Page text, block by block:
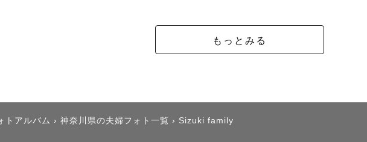
大切にしているものは人それぞれ違いますから、何を大切にして
ご連絡は原則として、LINEまたはメールにて差し上げます。
もっとみる
トアルバム › 神奈川県の夫婦フォト一覧 › Sizuki family